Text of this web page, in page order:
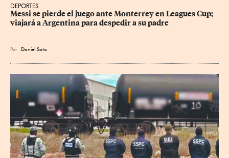
DEPORTES
Messi se pierde el juego ante Monterrey en Leagues Cup;
viajará a Argentina para despedir a su padre
Por Daniel Soto